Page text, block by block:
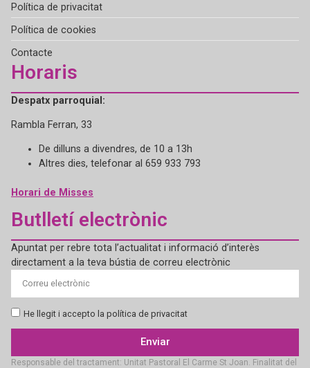
Política de privacitat
Política de cookies
Contacte
Horaris
Despatx parroquial:
Rambla Ferran, 33
De dilluns a divendres, de 10 a 13h
Altres dies, telefonar al 659 933 793
Horari de Misses
Butlletí electrònic
Apuntat per rebre tota l’actualitat i informació d’interès
directament a la teva bústia de correu electrònic
He llegit i accepto la política de privacitat
Enviar
Responsable del tractament: Unitat Pastoral El Carme St Joan. Finalitat del